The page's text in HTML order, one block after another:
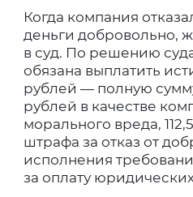
Когда компания
деньги добровольно,
в суд. По решению
обязана выплатить
рублей — полную
рублей в качестве
морального вреда,
штрафа за отказ от
исполнения
за оплату юридических